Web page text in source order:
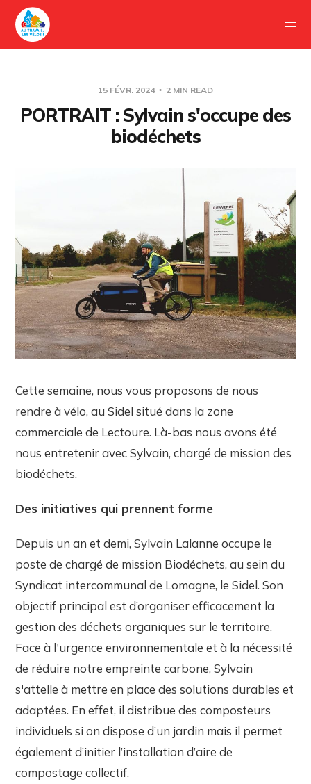
15 FÉVR. 2024 2 MIN READ
PORTRAIT : Sylvain s'occupe des
biodéchets
Cette semaine, nous vous proposons de nous
rendre à vélo, au Sidel situé dans la zone
commerciale de Lectoure. Là-bas nous avons été
nous entretenir avec Sylvain, chargé de mission des
biodéchets.
Des initiatives qui prennent forme
Depuis un an et demi, Sylvain Lalanne occupe le
poste de chargé de mission Biodéchets, au sein du
Syndicat intercommunal de Lomagne, le Sidel. Son
objectif principal est d’organiser efficacement la
gestion des déchets organiques sur le territoire.
Face à l'urgence environnementale et à la nécessité
de réduire notre empreinte carbone, Sylvain
s'attelle à mettre en place des solutions durables et
adaptées. En effet, il distribue des composteurs
individuels si on dispose d’un jardin mais il permet
également d’initier l’installation d’aire de
compostage collectif.